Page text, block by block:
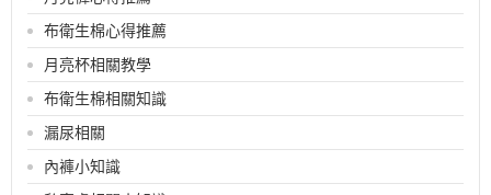
布衛生棉心得推薦
月亮杯相關教學
布衛生棉相關知識
漏尿相關
內褲小知識